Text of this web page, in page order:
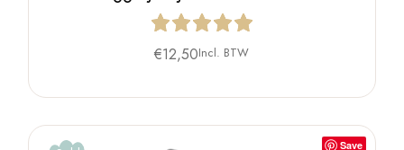
€12,50Incl. BTW
Save